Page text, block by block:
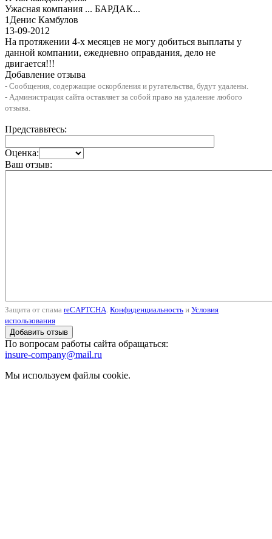
Ужасная компания ... БАРДАК...
1 Денис Камбулов
13-09-2012
На протяжении 4-х месяцев не могу добиться выплаты у
данной компании, ежедневно оправдания, дело не
двигается!!!
Добавление отзыва
- Сообщения, содержащие оскорбления и ругательства, будут удалены.
- Администрация сайта оставляет за собой право на удаление любого
отзыва.
Представьтесь:
Оценка:
Ваш отзыв:
Защита от спама reCAPTCHA Конфиденциальность и Условия
использования
По вопросам работы сайта обращаться:
insure-company@mail.ru
Мы используем файлы cookie.